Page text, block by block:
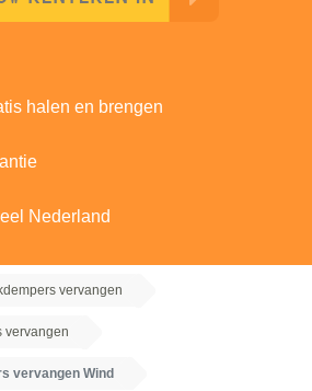
halen en brengen
Nederland
vervangen
vervangen
vervangen Wind